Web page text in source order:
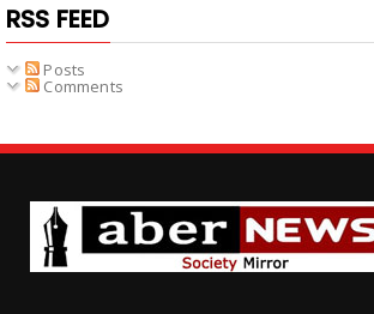
RSS FEED
Posts
Comments